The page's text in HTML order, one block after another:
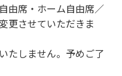
由席・ホーム自由席／
更させていただきま
たしません。予めご了